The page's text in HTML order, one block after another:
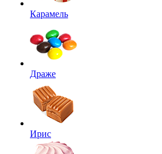
Карамель
Драже
Ирис